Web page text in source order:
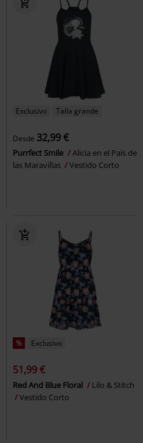
Exclusivo Talla grande
Desde 32,99 €
Purrfect Smile
Alicia en el País de
las Maravillas
Vestido Corto
% Exclusivo
51,99 €
Red And Blue Floral
Lilo & Stitch
Vestido Corto